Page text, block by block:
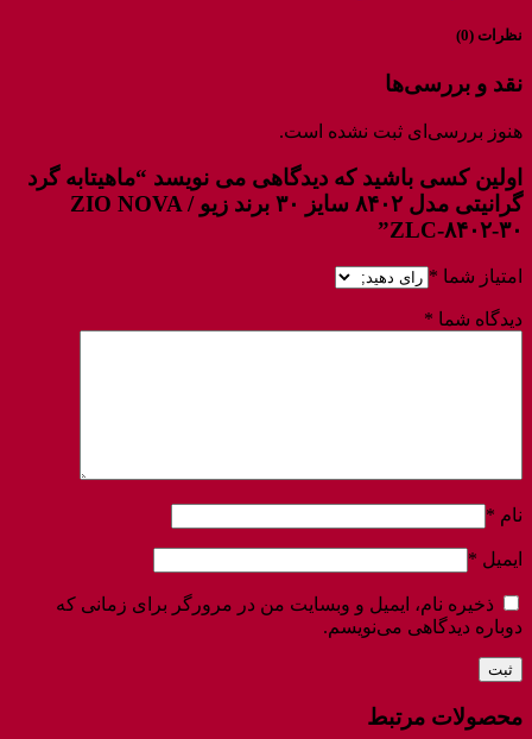
نظرات (0)
نقد و بررسی‌ها
هنوز بررسی‌ای ثبت نشده است.
اولین کسی باشید که دیدگاهی می نویسد “ماهیتابه گرد
گرانیتی مدل ۸۴۰۲ سایز ۳۰ برند زیو / ZIO NOVA
ZLC-۸۴۰۲-۳۰”
امتیاز شما *
دیدگاه شما *
نام *
ایمیل *
ذخیره نام، ایمیل و وبسایت من در مرورگر برای زمانی که
دوباره دیدگاهی می‌نویسم.
محصولات مرتبط